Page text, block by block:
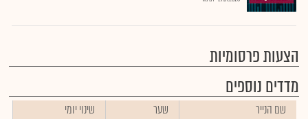
הצעות פרסומיות
מדדים נוספים
שם הנייר שער
שינוי יומי